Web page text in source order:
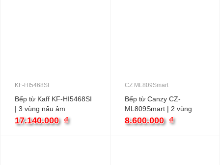
KF-HI5468SI
Bếp từ Kaff KF-HI5468SI
| 3 vùng nấu âm
17.140.000 ₫
CZ ML809Smart
Bếp từ Canzy CZ-
ML809Smart | 2 vùng
nấu âm
8.600.000 ₫